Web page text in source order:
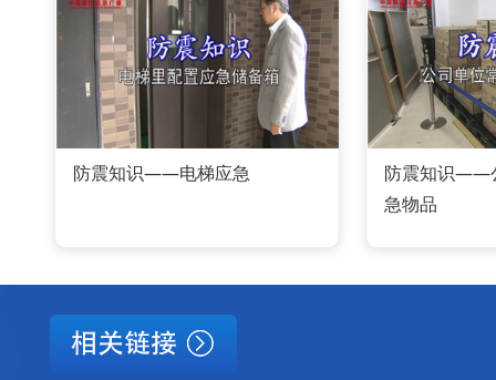
防震知识——电梯应急
防震知识——
急物品